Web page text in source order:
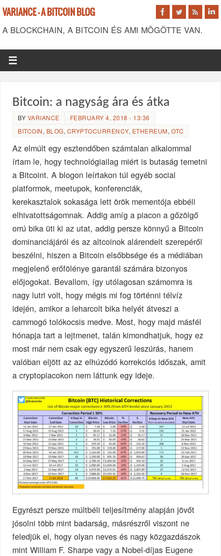
VARIANCE - A BITCOIN BLOG
A BLOCKCHAIN, A BITCOIN ÉS AMI MÖGÖTTE VAN.
Bitcoin: a nagyság ára és átka
BY VARIANCE
FEBRUARY 4, 2018 - 13:36
BITCOIN, BLOG, CRYPTOCURRENCY, ETHEREUM, OTC
Az elmúlt egy esztendőben számtalan alkalommal
írtam le, hogy technológiailag miért is butaság temetni
a Bitcoint. A blogon leírtakon túl egyéb social
platformok, meetupok, konferenciák,
kerekasztalok sokasága lett örök mementója ebbéli
elhivatottságomnak. Addig amíg a piacon a gőzölgő
orrú bika üti ki az utat, addig persze könnyű a Bitcoin
dominanciájáról és az altcoinok alárendelt szerepéről
beszélni, hiszen a Bitcoin elsőbbsége és a médiában
megjelenő erőfölénye garantál számára bizonyos
előjogokat. Bevallom, így utólagosan számomra is
nagy lutri volt, hogy mégis mi fog történni télvíz
idején, amikor a leharcolt bika helyét átveszi a
cammogó tolókocsis medve. Most, hogy majd másfél
hónapja tart a lejtmenet, talán kimondhatjuk, hogy ez
most már nem csak egy egyszerű leszúrás, hanem
valóban eljött az az elhúzódó korrekciós időszak, amit
a cryptopiacokon nem láttunk egy ideje.
Egyrészt persze múltbéli teljesítmény alapján jövőt
jósolni több mint badarság, másrészről viszont ne
feledjük el, hogy olyan neves és nagy közgazdászok
mint William F. Sharpe vagy a Nobel-díjas Eugene